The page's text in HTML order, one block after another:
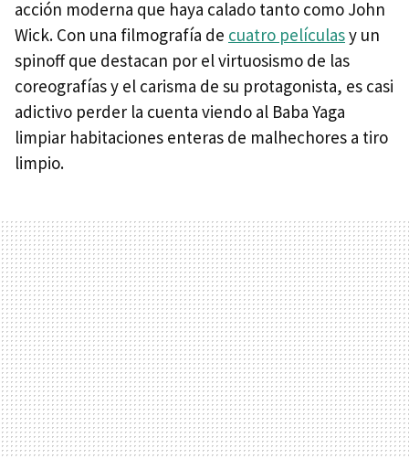
acción moderna que haya calado tanto como John
Wick. Con una filmografía de cuatro películasy un
spinoff que destacan por el virtuosismo de las
coreografías y el carisma de su protagonista, es casi
adictivo perder la cuenta viendo al Baba Yaga
limpiar habitaciones enteras de malhechores a tiro
limpio.